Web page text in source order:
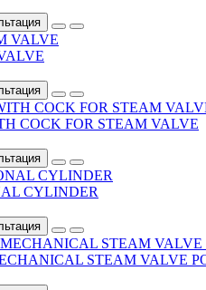
COCK FOR STEAM VALVE
CYLINDER
STEAM VALVE